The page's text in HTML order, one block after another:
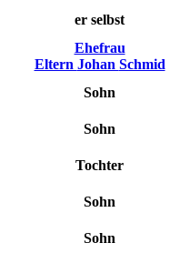
er selbst
Ehefrau
Eltern Johan Schmid
Sohn
Sohn
Tochter
Sohn
Sohn